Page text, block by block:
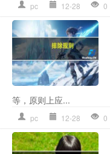
pc 12-28 0
等，原则上应...
pc 12-28 0